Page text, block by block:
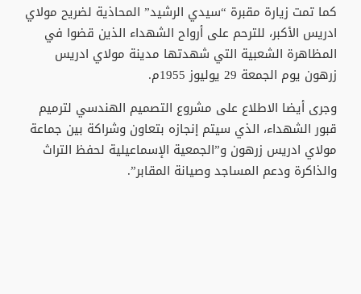
كما تمت زيارة مقبرة “سيدي الرشيد” المحاذية لضريح مولاي
ادريس الأكبر، للترحم على أرواح الشهداء الذين قضوا في
المظاهرة الشعبية التي شهدتها مدينة مولاي ادريس
زرهون يوم الجمعة 29 يوليوز 1955م.
وجرى أيضا الاطلاع على مشروع التصميم الهندسي لترميم
قبور الشهداء، الذي سيتم إنجازه بتعاون وشراكة بين جماعة
مولاي ادريس زرهون و”الجمعية الإسماعيلية لحفظ التراث
والذاكرة ودعم المساجد وصيانة المقابر”.